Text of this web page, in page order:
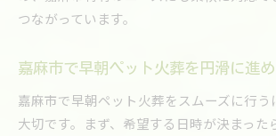
つながっています。
嘉麻市で早朝ペット火葬を円滑に進
嘉麻市で早朝ペット火葬をスムーズに行
大切です。まず、希望する日時が決まった